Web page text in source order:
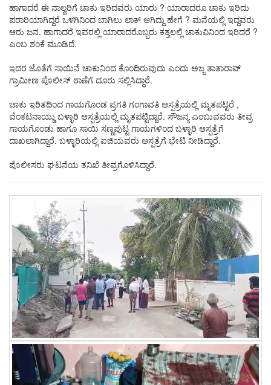
ಹಾಗಾದರೆ ಈ ನಾಲ್ವರಿಗೆ ಚಾಕು ಇರಿದವರು ಯಾರು ? ಯಾರಾದರೂ ಚಾಕು ಇರಿದು
ಪರಾರಿಯಾಗಿದ್ದರೆ ಒಳಗಿನಿಂದ ಬಾಗಿಲು ಲಾಕ್ ಆಗಿದ್ದು ಹೇಗೆ ? ಮನೆಯಲ್ಲಿ ಇದ್ದವರು
ಆರು ಜನ. ಹಾಗಾದರೆ ಇವರಲ್ಲಿ ಯಾರಾದರೊಬ್ಬರು ಕತ್ತಲಲ್ಲಿ ಚಾಕುವಿನಿಂದ ಇರಿದರೆ ?
ಎಂಬ ಶಂಕೆ ಮೂಡಿದೆ.
ಇದರ ಜೊತೆಗೆ ಸಾಯಿನೆ ಚಾಕುನಿಂದ ಕೊಂದಿರುವುದು ಎಂದು ಅಜ್ಜ ತಾತಾರಾವ್
ಗ್ರಾಮೀಣ ಪೊಲೀಸ್ ಠಾಣೆಗೆ ದೂರು ಸಲ್ಲಿಸಿದ್ಧಾರೆ.
ಚಾಕು ಇರಿತದಿಂದ ಗಾಯಗೊಂಡ ಪ್ರಗತಿ ಗಂಗಾವತಿ ಆಸ್ಪತ್ರೆಯಲ್ಲಿ ಮೃತಪಟ್ಟರೆ ,
ವೆಂಕಟನಾಯ್ಡು ಬಳ್ಳಾರಿ ಆಸ್ಪತ್ರೆಯಲ್ಲಿ ಮೃತಪಟ್ಟಿದ್ದಾರೆ.‌ ಸೌಜನ್ಯ ಎಂಬುವವರು ತೀವ್ರ
ಗಾಯಗೊಂಡು ಹಾಗೂ ಸಾಯಿ ಸಣ್ಣಪುಟ್ಟ ಗಾಯಗಳಿಂದ ಬಳ್ಳಾರಿ ಆಸ್ಪತ್ರೆಗೆ
ದಾಖಲಾಗಿದ್ದಾರೆ. ಬಳ್ಳಾರಿಯಲ್ಲಿ ಐಜಿಯವರು ಆಸ್ಪತ್ರೆಗೆ ಭೇಟಿ ನೀಡಿದ್ದಾರೆ.
ಪೊಲೀಸರು ಘಟನೆಯ ತನಿಖೆ ತೀವ್ರಗೊಳಿಸಿದ್ದಾರೆ.